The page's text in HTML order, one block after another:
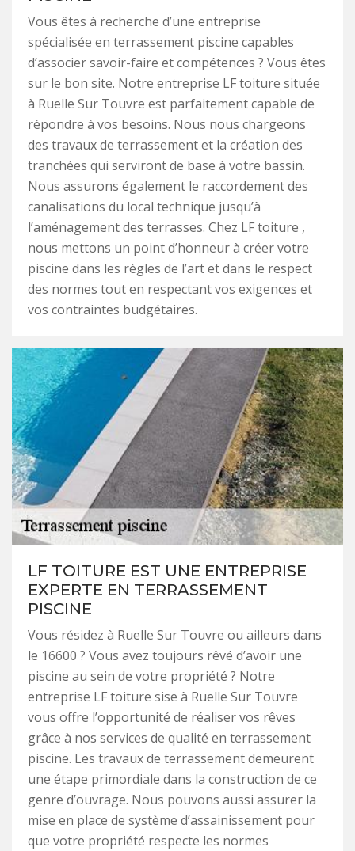
Vous êtes à recherche d’une entreprise
spécialisée en terrassement piscine capables
d’associer savoir-faire et compétences ? Vous êtes
sur le bon site. Notre entreprise LF toiture située
à Ruelle Sur Touvre est parfaitement capable de
répondre à vos besoins. Nous nous chargeons
des travaux de terrassement et la création des
tranchées qui serviront de base à votre bassin.
Nous assurons également le raccordement des
canalisations du local technique jusqu’à
l’aménagement des terrasses. Chez LF toiture ,
nous mettons un point d’honneur à créer votre
piscine dans les règles de l’art et dans le respect
des normes tout en respectant vos exigences et
vos contraintes budgétaires.
LF TOITURE EST UNE ENTREPRISE
EXPERTE EN TERRASSEMENT
PISCINE
Vous résidez à Ruelle Sur Touvre ou ailleurs dans
le 16600 ? Vous avez toujours rêvé d’avoir une
piscine au sein de votre propriété ? Notre
entreprise LF toiture sise à Ruelle Sur Touvre
vous offre l’opportunité de réaliser vos rêves
grâce à nos services de qualité en terrassement
piscine. Les travaux de terrassement demeurent
une étape primordiale dans la construction de ce
genre d’ouvrage. Nous pouvons aussi assurer la
mise en place de système d’assainissement pour
que votre propriété respecte les normes